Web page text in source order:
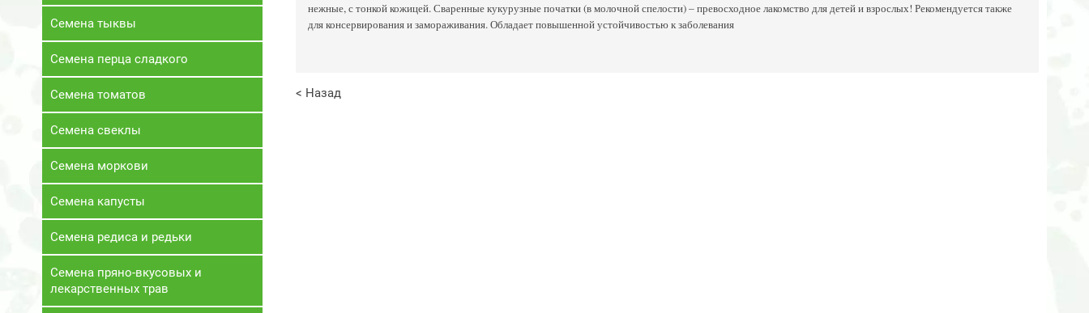
Семена тыквы
Семена перца сладкого
Семена томатов
Семена свеклы
Семена моркови
Семена капусты
Семена редиса и редьки
Семена пряно-вкусовых и
лекарственных трав
нежные, с тонкой кожицей. Сваренные кукурузные початки (в молочной спелости) – превосходное лакомство для детей и взрослых! Рекомендуется также
для консервирования и замораживания. Обладает повышенной устойчивостью к заболевания
< Назад